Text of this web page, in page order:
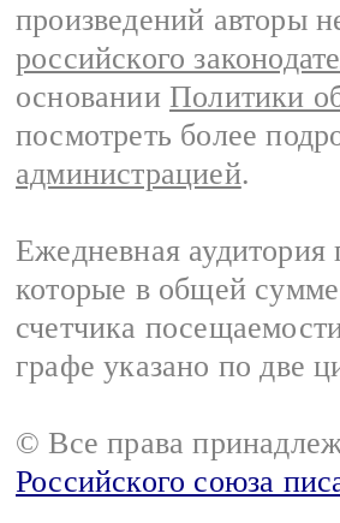
произведений авторы
российского
основании Политики
посмотреть более
администрацией.
Ежедневная аудитория
которые в общей
счетчика
графе указано по две
© Все права
Российского союза